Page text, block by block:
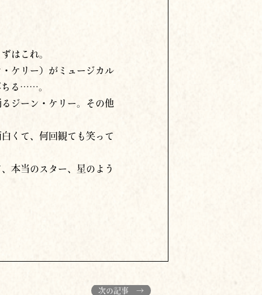
はこれ。
ケリー）がミュージカル
ちる……。
ジーン・ケリー。その他
くて、何回観ても笑って
本当のスター、星のよう
次の記事 →